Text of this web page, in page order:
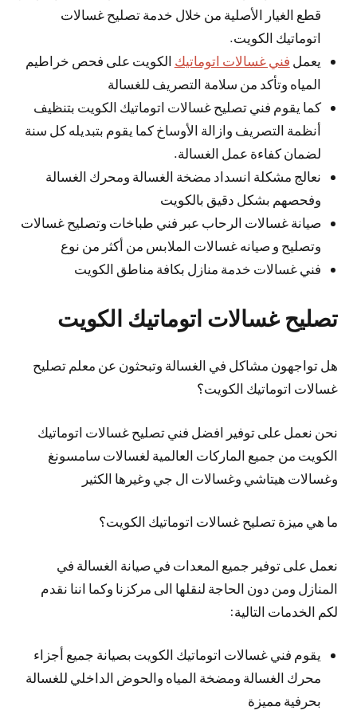
قطع الغيار الأصلية من خلال خدمة تصليح غسالات
اتوماتيك الكويت.
يعمل فني غسالات اتوماتيك الكويت على فحص خراطيم
المياه وتأكد من سلامة التصريف للغسالة
كما يقوم فني تصليح غسالات اتوماتيك الكويت بتنظيف
أنظمة التصريف وازالة الأوساخ كما يقوم بتبديله كل سنة
لضمان كفاءة عمل الغسالة.
نعالج مشكلة انسداد مضخة الغسالة ومحرك الغسالة
وفحصهم بشكل دقيق بالكويت
صيانة غسالات الرحاب عبر فني طباخات وتصليح غسالات
وتصليح و صيانه غسالات الملابس من أكثر من نوع
فني غسالات خدمة منازل بكافة مناطق الكويت
تصليح غسالات اتوماتيك الكويت
هل تواجهون مشاكل في الغسالة وتبحثون عن معلم تصليح
غسالات اتوماتيك الكويت؟
نحن نعمل على توفير افضل فني تصليح غسالات اتوماتيك
الكويت من جميع الماركات العالمية لغسالات سامسونغ
وغسالات هيتاشي وغسالات ال جي وغيرها الكثير
ما هي ميزة تصليح غسالات اتوماتيك الكويت؟
نعمل على توفير جميع المعدات في صيانة الغسالة في
المنازل ومن دون الحاجة لنقلها الى مركزنا وكما اننا نقدم
لكم الخدمات التالية:
يقوم فني غسالات اتوماتيك الكويت بصيانة جميع أجزاء
محرك الغسالة ومضخة المياه والحوض الداخلي للغسالة
بحرفية مميزة